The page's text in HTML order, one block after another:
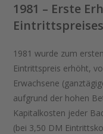
1981 – Erste
Eintrittspreises
1981 wurde zum
Eintrittspreis erhöht,
Erwachsene
aufgrund der hohen
Kapitalkosten jeder
(bei 3,50 DM